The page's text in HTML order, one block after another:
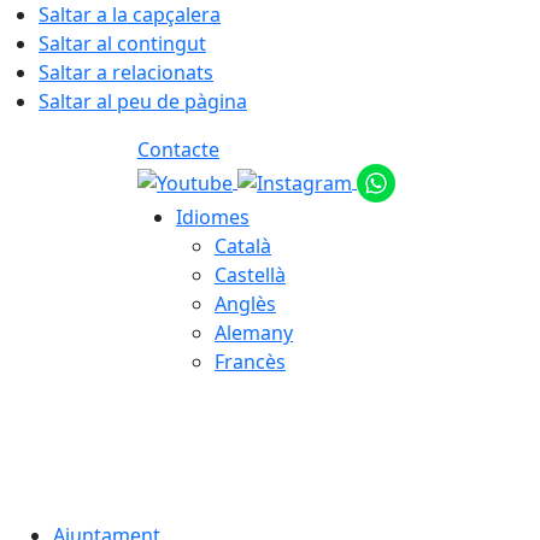
Saltar a la capçalera
Saltar al contingut
Saltar a relacionats
Saltar al peu de pàgina
Contacte
Idiomes
Català
Castellà
Anglès
Alemany
Francès